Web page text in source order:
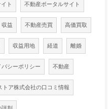
ト 不動産ポータルサイト
収益 不動産売買 高価買取
収益用地 経道 離婚
バシーポリシー 不動産
トア株式会社の口コミ情報